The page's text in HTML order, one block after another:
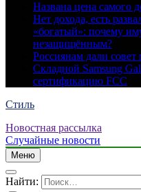
Названа цена самого
Нет дохода, есть
«богатый»: почему
незащищённым?
Россиянам дали
Складной Samsung
сертификацию FCC
Стиль
Новостная рассылка
Случайные новости
Меню
Найти: